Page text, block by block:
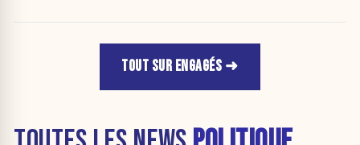
TOUT SUR ENGAGÉS